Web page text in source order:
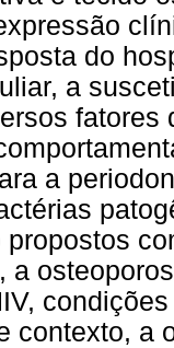
do
a
a
a
contexto, a